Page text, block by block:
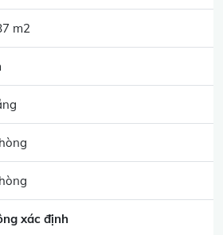
m2
xác định